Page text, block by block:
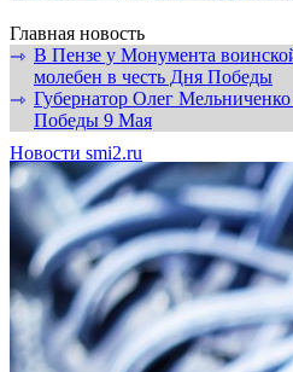
Главная новость
⇾ В Пензе у Монумента
молебен в честь Дня Победы
⇾ Губернатор Олег
Победы 9 Мая
Новости smi2.ru